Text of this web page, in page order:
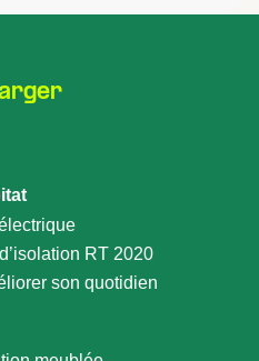
RT 2020
son quotidien